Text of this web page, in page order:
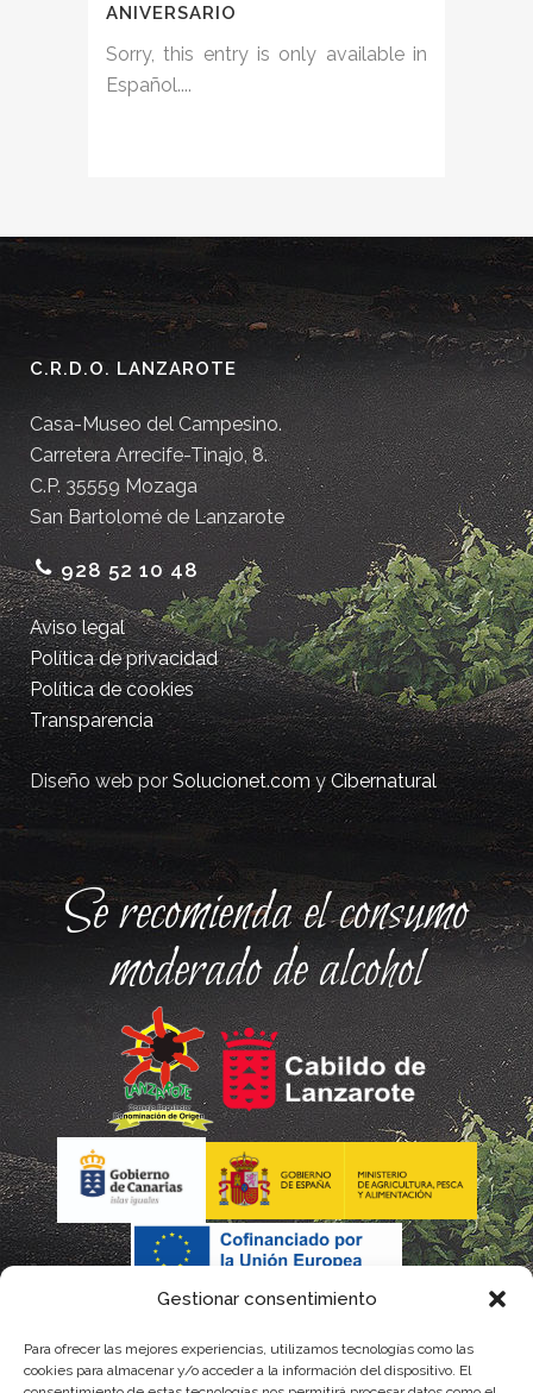
Gestionar consentimiento
Para ofrecer las mejores experiencias, utilizamos tecnologías como las
cookies para almacenar y/o acceder a la información del dispositivo. El
ANIVERSARIO
Sorry, this entry is only available in
Español....
C.R.D.O. LANZAROTE
Casa-Museo del Campesino.
Carretera Arrecife-Tinajo, 8.
C.P. 35559 Mozaga
San Bartolomé de Lanzarote
928 52 10 48
Aviso legal
Política de privacidad
Política de cookies
Transparencia
Diseño web porSolucionet.comyCibernatural
Se recomienda el consumo
moderado de alcohol